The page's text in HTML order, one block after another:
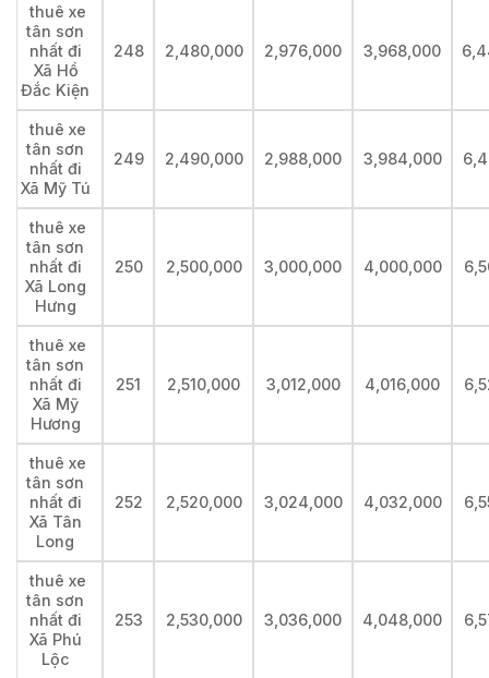
thuê xe
tân sơn
nhất đi
Xã Hồ
Đắc Kiện
248 2,480,000 2,976,000 3,968,000
thuê xe
tân sơn
nhất đi
Xã Mỹ Tú
249 2,490,000 2,988,000 3,984,000
thuê xe
tân sơn
nhất đi
Xã Long
Hưng
250 2,500,000 3,000,000 4,000,000
thuê xe
tân sơn
nhất đi
Xã Mỹ
Hương
251 2,510,000 3,012,000 4,016,000
thuê xe
tân sơn
nhất đi
Xã Tân
Long
252 2,520,000 3,024,000 4,032,000
thuê xe
tân sơn
nhất đi
Xã Phú
Lộc
253 2,530,000 3,036,000 4,048,000